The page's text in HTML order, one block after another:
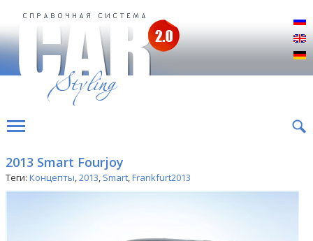
2013 Smart Fourjoy
Теги: Концепты,2013, Smart,Frankfurt2013